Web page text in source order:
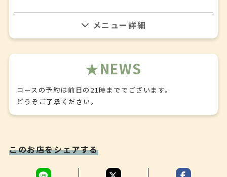
本日のデザート
※過去参考メニュー、詳細はお問い合わせください。
ビストロカラトスペシャル前菜
✤
パン（パンカラトのパン）
食後のお飲み物
NEWS
コースの予約は前日の21時まででございます。
どうぞご了承ください。
このお店をシェアする